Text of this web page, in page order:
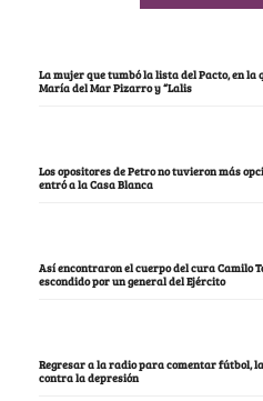
La mujer que tumbó la lista del Pacto, en la
María del Mar Pizarro y “Lalis
Los opositores de Petro no tuvieron más
entró a la Casa Blanca
Así encontraron el cuerpo del cura Camilo
escondido por un general del Ejército
Regresar a la radio para comentar fútbol,
contra la depresión